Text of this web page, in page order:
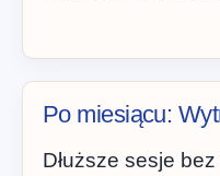
Po miesiącu:
Dłuższe sesje